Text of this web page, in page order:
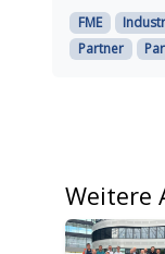
FME
Partner
Weitere